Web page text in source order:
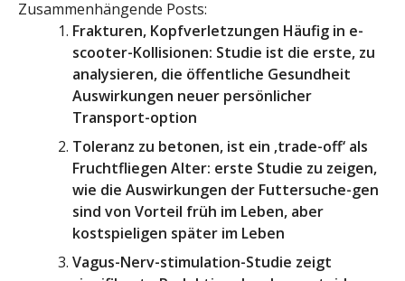
Zusammenhängende Posts:
Frakturen, Kopfverletzungen Häufig in e-
scooter-Kollisionen: Studie ist die erste, zu
analysieren, die öffentliche Gesundheit
Auswirkungen neuer persönlicher
Transport-option
Toleranz zu betonen, ist ein ‚trade-off‘ als
Fruchtfliegen Alter: erste Studie zu zeigen,
wie die Auswirkungen der Futtersuche-gen
sind von Vorteil früh im Leben, aber
kostspieligen später im Leben
Vagus-Nerv-stimulation-Studie zeigt